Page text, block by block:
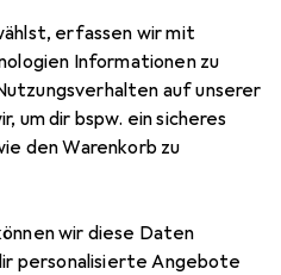
erfassen wir mit
Informationen zu
auf unserer
um dir bspw. ein sicheres
den Warenkorb zu
wir diese Daten
personalisierte Angebote
Eagle 1:12